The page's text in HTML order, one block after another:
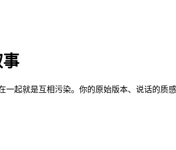
起就是互相污染。你的原始版本、说话的